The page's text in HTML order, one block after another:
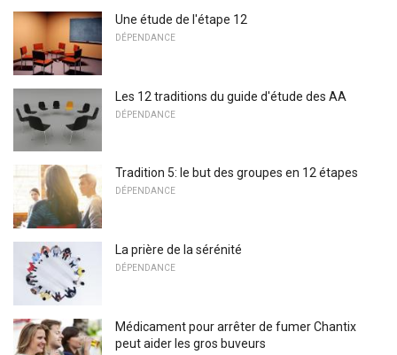
Une étude de l'étape 12
DÉPENDANCE
Les 12 traditions du guide d'étude des AA
DÉPENDANCE
Tradition 5: le but des groupes en 12 étapes
DÉPENDANCE
La prière de la sérénité
DÉPENDANCE
Médicament pour arrêter de fumer Chantix
peut aider les gros buveurs